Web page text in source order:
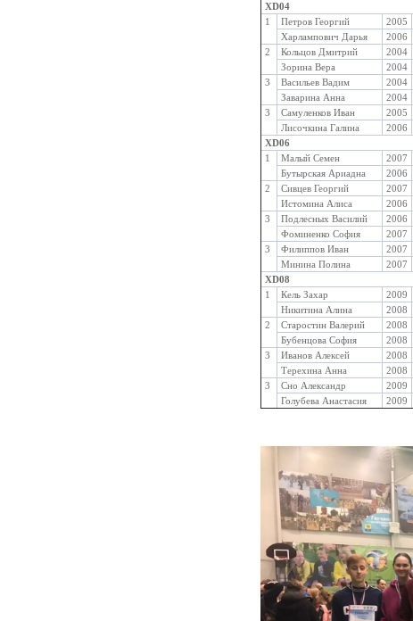
XD04
1
Петров Георгий 2005
Харлампович Дарья
2006
2
Кольцов Дмитрий 2004
Зорина Вера
2004
3
Васильев Вадим 2004
Заварина Анна
2004
3
Самуленков Иван 2005
Лисочкина Галина
2006
XD06
1
Малый Семен 2007
Бутырская Ариадна
2006
2
Сивцев Георгий 2007
Истомина Алиса
2006
3
Подлесных Василий 2006
Фоминенко София
2007
3
Филиппов Иван 2007
Минина Полина
2007
XD08
1
Кель Захар 2009
Никитина Алина
2008
2
Старостин Валерий 2008
Бубенцова София
2008
3
Иванов Алексей 2008
Терехина Анна
2008
3
Сно Александр 2009
Голубева Анастасия
2009